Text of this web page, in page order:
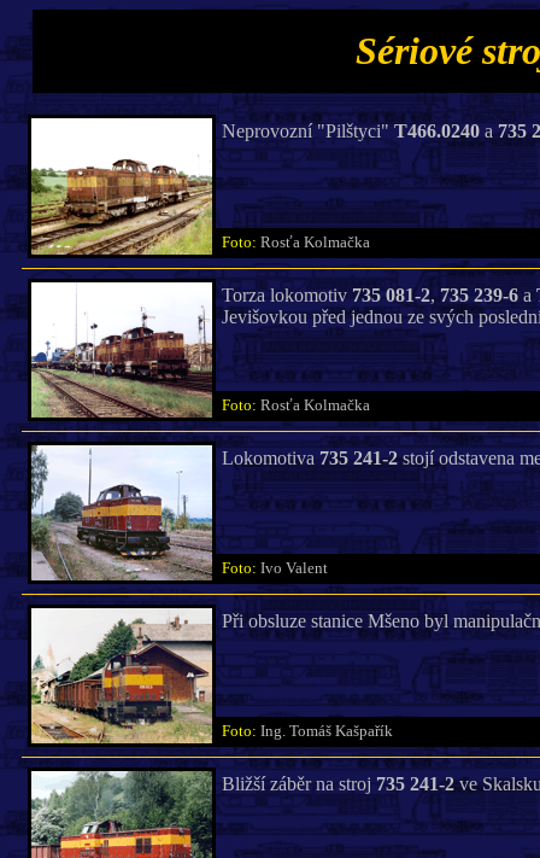
Sériové
Neprovozní "Pilštyci" T466.0240a735
Foto: Rosťa Kolmačka
Torza lokomotiv 735 081-2,735 239-6a
Jevišovkou před jednou ze svých
Foto: Rosťa Kolmačka
Lokomotiva 735 241-2stojí odstavena
Foto: Ivo Valent
Při obsluze stanice Mšeno byl
Foto: Ing. Tomáš Kašpařík
Bližší záběr na stroj 735 241-2ve